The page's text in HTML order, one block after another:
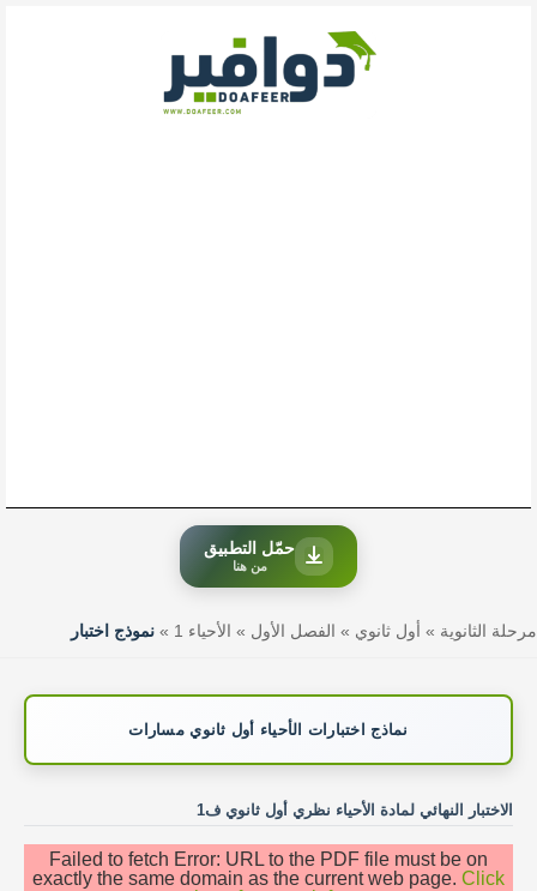
حمّل التطبيق
من هنا
مرحلة الثانوية » أول ثانوي » الفصل الأول » الأحياء 1 » نموذج اختبار
نماذج اختبارات الأحياء أول ثانوي مسارات
الاختبار النهائي لمادة الأحياء نظري أول ثانوي ف1
Failed to fetch Error: URL to the PDF file must be on
exactly the same domain as the current web page. Click